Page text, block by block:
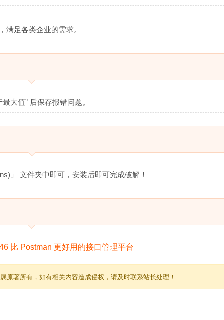
满足各类企业的需求。
大值” 后保存报错问题。
」 文件夹中即可，安装后即可完成破解！
原著所有，如有相关内容造成侵权，请及时联系站长处理！